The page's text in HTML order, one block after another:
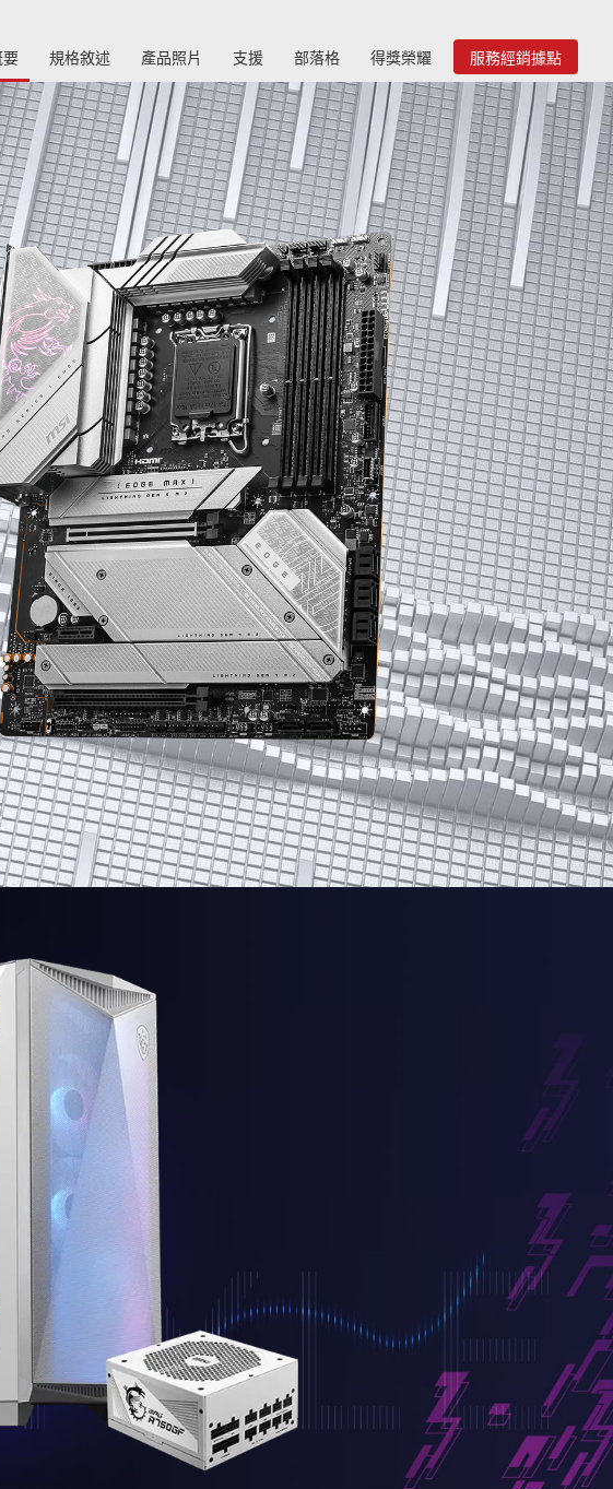
要 規格敘述 產品照片 支援 部落格 得獎榮耀 服務經銷據點